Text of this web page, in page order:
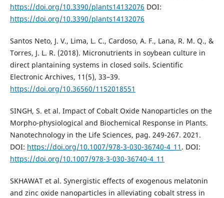
https://doi.org/10.3390/plants14132076 DOI:
https://doi.org/10.3390/plants14132076
Santos Neto, J. V., Lima, L. C., Cardoso, A. F., Lana, R. M. Q., &
Torres, J. L. R. (2018). Micronutrients in soybean culture in
direct plantaining systems in closed soils. Scientific
Electronic Archives, 11(5), 33–39.
https://doi.org/10.36560/1152018551
SINGH, S. et al. Impact of Cobalt Oxide Nanoparticles on the
Morpho-physiological and Biochemical Response in Plants.
Nanotechnology in the Life Sciences, pag. 249-267. 2021.
DOI: https://doi.org/10.1007/978-3-030-36740-4_11 . DOI:
https://doi.org/10.1007/978-3-030-36740-4_11
SKHAWAT et al. Synergistic effects of exogenous melatonin
and zinc oxide nanoparticles in alleviating cobalt stress in